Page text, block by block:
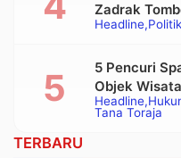
Headline Politik
Zadrak
Bupati Tana
Headline
Tana Toraja
5 Pencuri
Objek
Polisi
TERBARU